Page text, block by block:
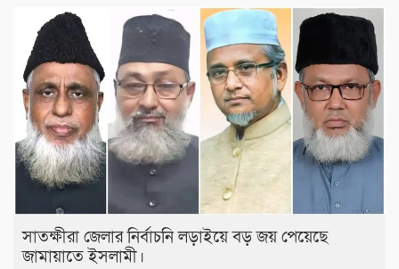
সাতক্ষীরা জেলার নির্বাচনি লড়াইয়ে বড় জয় পেয়েছে
জামায়াতে ইসলামী।